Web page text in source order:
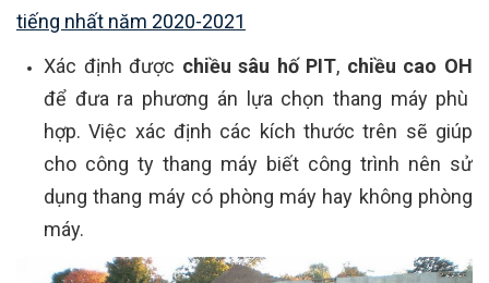
tiếng nhất năm 2020-2021
Xác định được chiều sâu hố PIT, chiều cao OH
để đưa ra phương án lựa chọn thang máy phù
hợp. Việc xác định các kích thước trên sẽ giúp
cho công ty thang máy biết công trình nên sử
dụng thang máy có phòng máy hay không phòng
máy.